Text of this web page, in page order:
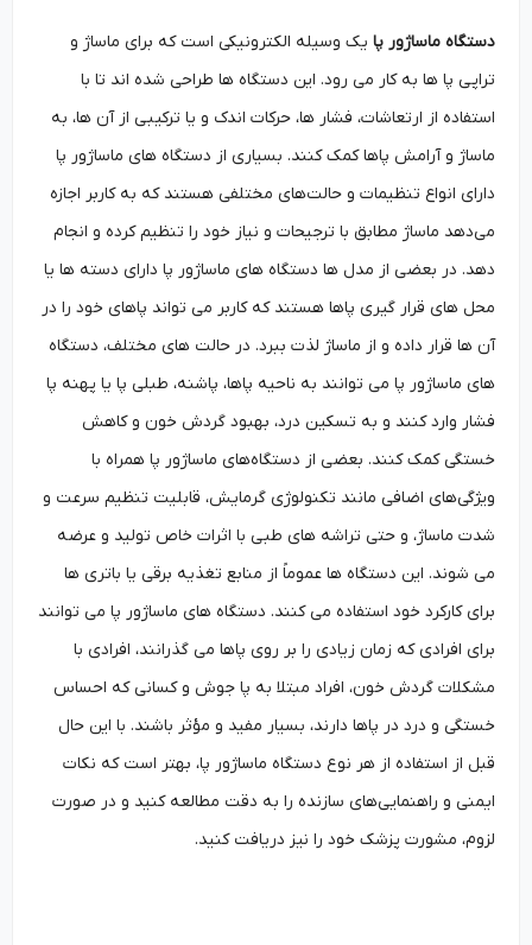
دستگاه ماساژور پایک وسیله الکترونیکی است که برای ماساژ و
تراپی پا ها به کار می ‌رود. این دستگاه ‌ها طراحی شده ‌اند تا با
استفاده از ارتعاشات، فشار ها، حرکات اندک و یا ترکیبی از آن ها، به
ماساژ و آرامش پاها کمک کنند. بسیاری از دستگاه‌ های ماساژور پا
دارای انواع تنظیمات و حالت‌های مختلفی هستند که به کاربر اجازه
می‌دهد ماساژ مطابق با ترجیحات و نیاز خود را تنظیم کرده و انجام
دهد. در بعضی از مدل ‌ها دستگاه‌ های ماساژور پا دارای دسته‌ ها یا
محل‌ های قرار گیری پاها هستند که کاربر می ‌تواند پاهای خود را در
آن ها قرار داده و از ماساژ لذت ببرد. در حالت ‌های مختلف، دستگاه‌
های ماساژور پا می ‌توانند به ناحیه پاها، پاشنه، طبلی پا یا پهنه پا
فشار وارد کنند و به تسکین درد، بهبود گردش خون و کاهش
خستگی کمک کنند. بعضی از دستگاه‌های ماساژور پا همراه با
ویژگی‌های اضافی مانند تکنولوژی گرمایش، قابلیت تنظیم سرعت و
شدت ماساژ، و حتی تراشه ‌های طبی با اثرات خاص تولید و عرضه
می شوند. این دستگاه ‌ها عموماً از منابع تغذیه برقی یا باتری‌ ها
برای کارکرد خود استفاده می‌ کنند. دستگاه ‌های ماساژور پا می ‌توانند
برای افرادی که زمان زیادی را بر روی پاها می ‌گذرانند، افرادی با
مشکلات گردش خون، افراد مبتلا به پا جوش و کسانی که احساس
خستگی و درد در پاها دارند، بسیار مفید و مؤثر باشند. با این حال
قبل از استفاده از هر نوع دستگاه ماساژور پا، بهتر است که نکات
ایمنی و راهنمایی‌های سازنده را به دقت مطالعه کنید و در صورت
لزوم، مشورت پزشک خود را نیز دریافت کنید.